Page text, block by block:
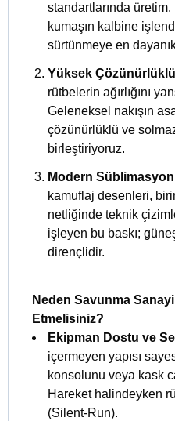
standartlarında
kumaşın kalbine
sürtünmeye en
Yüksek Çözünürlüklü
rütbelerin ağırlığını
Geleneksel nakışın
çözünürlüklü ve
birleştiriyoruz.
Modern Süblimasyon
kamuflaj desenleri,
netliğinde teknik
işleyen bu baskı;
dirençlidir.
Neden Savunma
Etmelisiniz?
Ekipman Dostu ve
içermeyen yapısı
konsolunu veya kask
Hareket halindeyken
(Silent-Run).